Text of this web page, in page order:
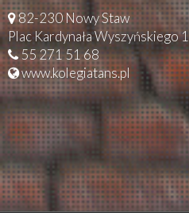
82-230 Nowy Staw
Plac Kardynała Wyszyńskiego 1
55 271 51 68
www.kolegiatans.pl